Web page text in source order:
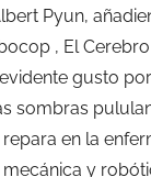
Pyun,
, El
gusto
sombras
en la
y